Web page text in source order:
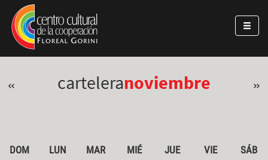
Pasar al contenido principal
Jump to main content
« carteleranoviembre »
DOM LUN MAR MIÉ JUE VIE
SÁB